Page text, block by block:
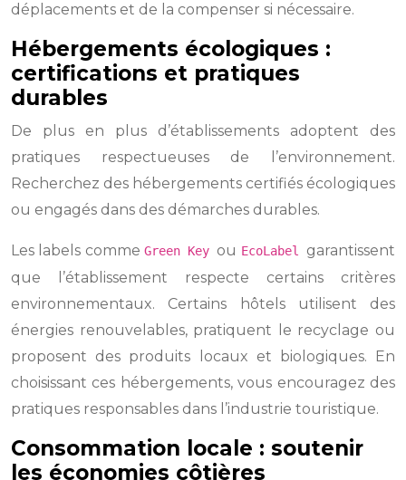
déplacements et de la compenser si nécessaire.
Hébergements écologiques :
certifications et pratiques
durables
De plus en plus d’établissements adoptent des
pratiques respectueuses de l’environnement.
Recherchez des hébergements certifiés écologiques
ou engagés dans des démarches durables.
Les labels comme Green Key ou EcoLabel garantissent
que l’établissement respecte certains critères
environnementaux. Certains hôtels utilisent des
énergies renouvelables, pratiquent le recyclage ou
proposent des produits locaux et biologiques. En
choisissant ces hébergements, vous encouragez des
pratiques responsables dans l’industrie touristique.
Consommation locale : soutenir
les économies côtières